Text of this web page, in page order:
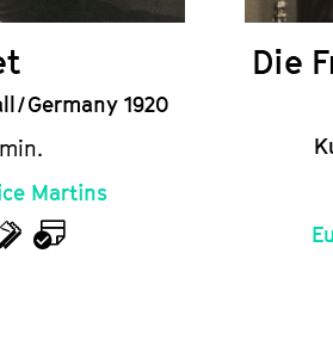
/ Germany 1920
Martins
TicketsCalendar
Die